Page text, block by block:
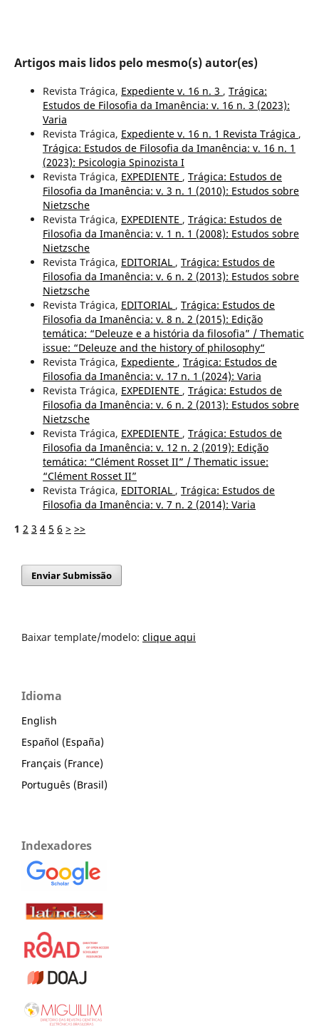
Artigos mais lidos pelo mesmo(s) autor(es)
Revista Trágica, Expediente v. 16 n. 3 , Trágica:
Estudos de Filosofia da Imanência: v. 16 n. 3 (2023):
Varia
Revista Trágica, Expediente v. 16 n. 1 Revista Trágica ,
Trágica: Estudos de Filosofia da Imanência: v. 16 n. 1
(2023): Psicologia Spinozista I
Revista Trágica, EXPEDIENTE , Trágica: Estudos de
Filosofia da Imanência: v. 3 n. 1 (2010): Estudos sobre
Nietzsche
Revista Trágica, EXPEDIENTE , Trágica: Estudos de
Filosofia da Imanência: v. 1 n. 1 (2008): Estudos sobre
Nietzsche
Revista Trágica, EDITORIAL , Trágica: Estudos de
Filosofia da Imanência: v. 6 n. 2 (2013): Estudos sobre
Nietzsche
Revista Trágica, EDITORIAL , Trágica: Estudos de
Filosofia da Imanência: v. 8 n. 2 (2015): Edição
temática: “Deleuze e a história da filosofia” / Thematic
issue: “Deleuze and the history of philosophy“
Revista Trágica, Expediente , Trágica: Estudos de
Filosofia da Imanência: v. 17 n. 1 (2024): Varia
Revista Trágica, EXPEDIENTE , Trágica: Estudos de
Filosofia da Imanência: v. 6 n. 2 (2013): Estudos sobre
Nietzsche
Revista Trágica, EXPEDIENTE , Trágica: Estudos de
Filosofia da Imanência: v. 12 n. 2 (2019): Edição
temática: “Clément Rosset II” / Thematic issue:
“Clément Rosset II”
Revista Trágica, EDITORIAL , Trágica: Estudos de
Filosofia da Imanência: v. 7 n. 2 (2014): Varia
1 2 3 4 5 6 > >>
Enviar Submissão
Baixar template/modelo: clique aqui
Idioma
English
Español (España)
Français (France)
Português (Brasil)
Indexadores